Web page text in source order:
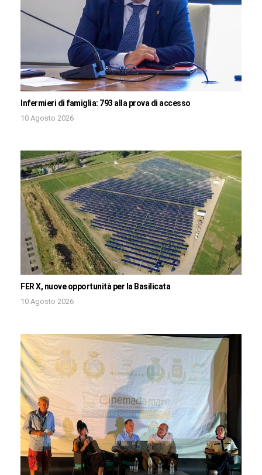
Infermieri di famiglia: 793 alla prova di accesso
10 Agosto 2026
FER X, nuove opportunità per la Basilicata
10 Agosto 2026